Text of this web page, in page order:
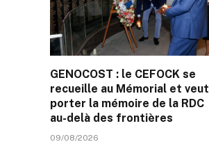
GENOCOST : le CEFOCK se
recueille au Mémorial et veut
porter la mémoire de la RDC
au-delà des frontières
09/08/2026